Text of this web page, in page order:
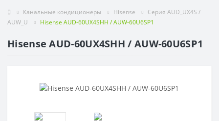
Канальные кондиционеры Hisense
Серия AUD_UX4S /
AUW_U
Hisense AUD-60UX4SHH / AUW-60U6SP1
Hisense AUD-60UX4SHH / AUW-60U6SP1